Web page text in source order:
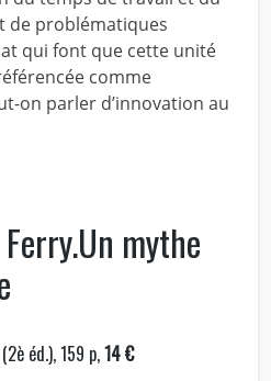
de problématiques
qui font que cette unité
comme
on parler d’innovation au
Ferry.Un mythe
éd.), 159 p,14 €